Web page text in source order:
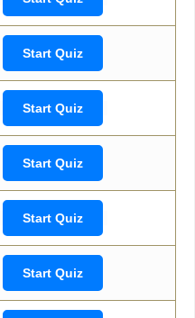
Start Quiz
Start Quiz
Start Quiz
Start Quiz
Start Quiz